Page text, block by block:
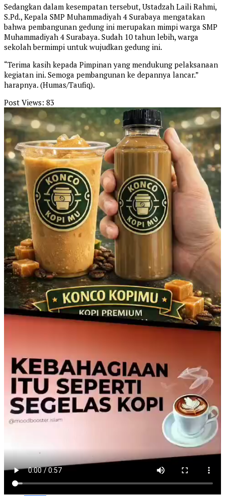
Sedangkan dalam kesempatan tersebut, Ustadzah Laili Rahmi,
S.Pd., Kepala SMP Muhammadiyah 4 Surabaya mengatakan
bahwa pembangunan gedung ini merupakan mimpi warga SMP
Muhammadiyah 4 Surabaya. Sudah 10 tahun lebih, warga
sekolah bermimpi untuk wujudkan gedung ini.
“Terima kasih kepada Pimpinan yang mendukung pelaksanaan
kegiatan ini. Semoga pembangunan ke depannya lancar.”
harapnya. (Humas/Taufiq).
Post Views: 83